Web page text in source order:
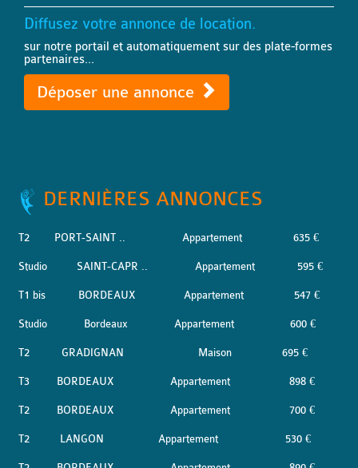
Diffusez votre annonce de location.
sur notre portail et automatiquement sur des plate-formes
partenaires...
Déposer une annonce
DERNIÈRES ANNONCES
T2 PORT-SAINT .. Appartement 635 €
Studio SAINT-CAPR .. Appartement 595 €
T1 bis BORDEAUX Appartement 547 €
Studio Bordeaux Appartement 600 €
T2 GRADIGNAN Maison 695 €
T3 BORDEAUX Appartement 898 €
T2 BORDEAUX Appartement 700 €
T2 LANGON Appartement 530 €